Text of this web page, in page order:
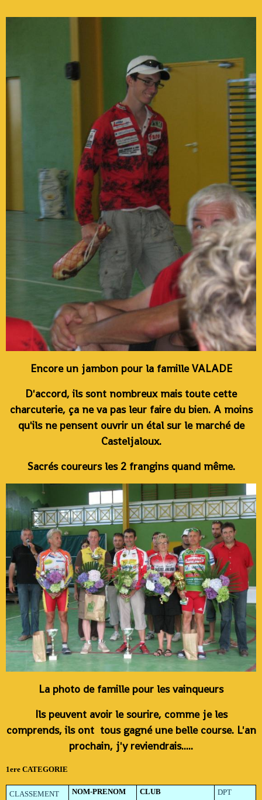
Encore un jambon pour la famille VALADE
D'accord, ils sont nombreux mais toute cette
charcuterie, ça ne va pas leur faire du bien. A moins
qu'ils ne pensent ouvrir un étal sur le marché de
Casteljaloux.
Sacrés coureurs les 2 frangins quand même.
La photo de famille pour les vainqueurs
Ils peuvent avoir le sourire, comme je les
comprends, ils ont tous gagné une belle course. L'an
prochain, j'y reviendrais.....
1ere CATEGORIE
CLASSEMENT NOM-PRENOM CLUB DPT